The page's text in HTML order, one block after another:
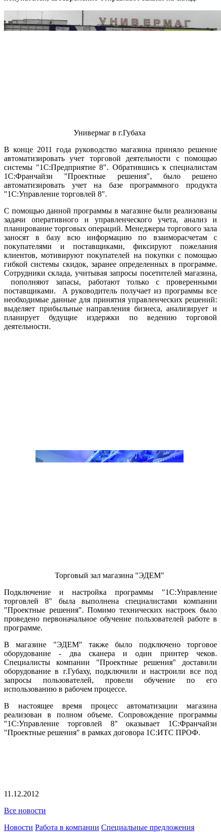
Универмаг в г.Губаха
В конце 2011 года руководство магазина приняло решение
автоматизировать учет торговой деятельности с помощью
системы "1С:Предприятие 8". Обратившись к специалистам
1С:Франчайзи "Проектные решения", было решено
автоматизировать учет на базе программного продукта
"1С:Управление торговлей 8".
С помощью данной программы в магазине были реализованы
задачи оперативного и управленческого учета, анализ и
планирование торговых операций. Менеджеры торгового зала
заносят в базу всю информацию по взаиморасчетам с
покупателями и поставщиками, фиксируют пожелания
клиентов, мотивируют покупателей на покупки с помощью
гибкой системы скидок, заранее определенных в программе.
Сотрудники склада, учитывая запросы посетителей магазина,
пополняют запасы, работают только с проверенными
поставщиками. А руководитель получает из программы все
необходимые данные для принятия управленческих решений:
выделяет прибыльные направления бизнеса, анализирует и
планирует будущие издержки по ведению торговой
деятельности.
Торговый зал магазина "ЭДЕМ"
Подключение и настройка программы "1С:Управление
торговлей 8" была выполнена специалистами компании
"Проектные решения". Помимо технических настроек было
проведено первоначальное обучение пользователей работе в
программе.
В магазине "ЭДЕМ" также было подключено торговое
оборудование - два сканера и один принтер чеков.
Специалисты компании "Проектные решения" доставили
оборудование в г.Губаху, подключили и настроили все под
запросы пользователей, провели обучение по его
использованию в рабочем процессе.
В настоящее время процесс автоматизации магазина
реализован в полном объеме. Сопровождение программы
"1С:Управление торговлей 8" оказывает 1С:Франчайзи
"Проектные решения" в рамках договора 1С:ИТС ПРОФ.
11.12.2012
Все новости
Новости Работа в компании Специальные предложения